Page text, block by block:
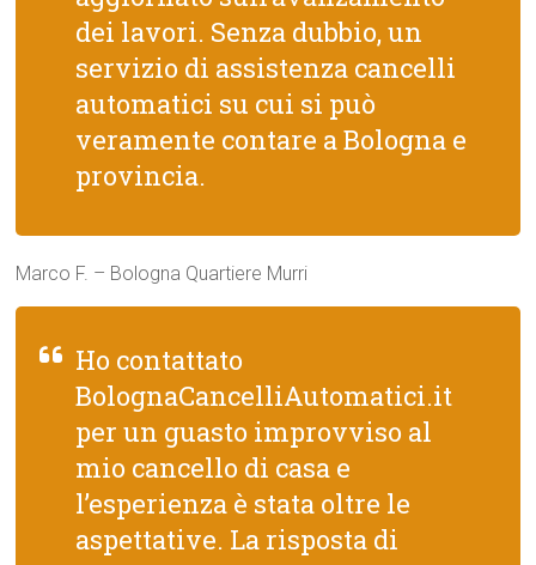
dei lavori. Senza dubbio, un
servizio di assistenza cancelli
automatici su cui si può
veramente contare a Bologna e
provincia.
Marco F. – Bologna Quartiere Murri
Ho contattato
BolognaCancelliAutomatici.it
per un guasto improvviso al
mio cancello di casa e
l’esperienza è stata oltre le
aspettative. La risposta di